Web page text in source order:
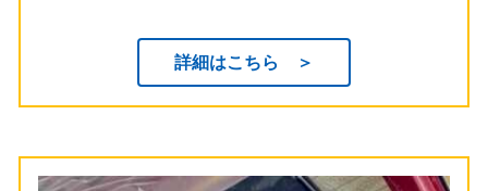
詳細はこちら ＞